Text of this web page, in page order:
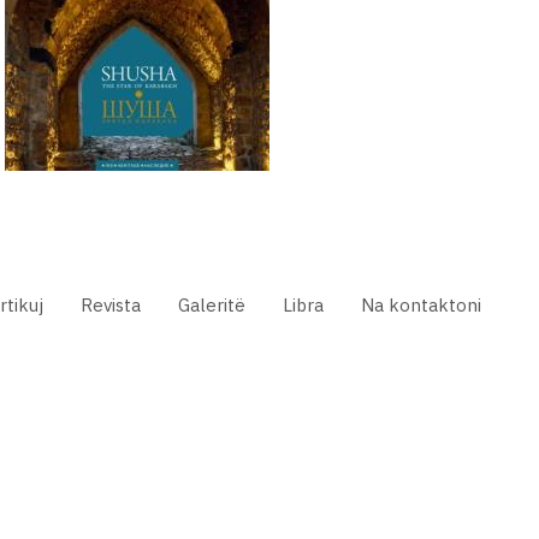
Revista Galeritë Libra Na kontaktoni